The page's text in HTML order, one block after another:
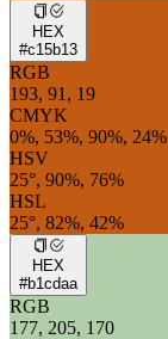
HEX
#c15b13
RGB
193, 91, 19
CMYK
0%, 53%, 90%, 24%
HSV
25°, 90%, 76%
HSL
25°, 82%, 42%
HEX
#b1cdaa
RGB
177, 205, 170